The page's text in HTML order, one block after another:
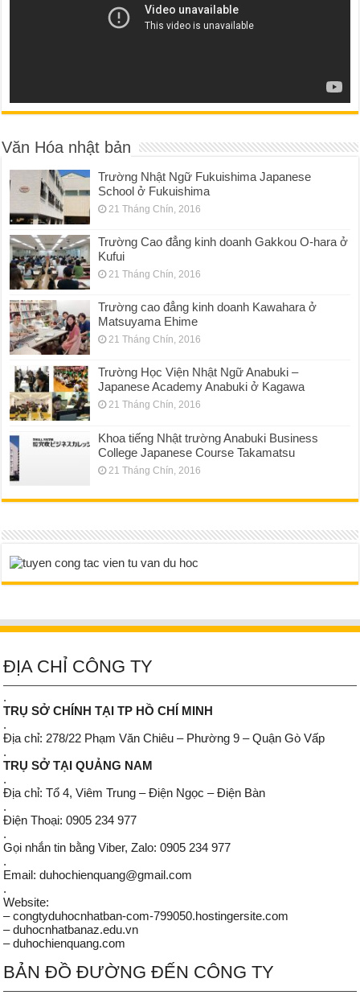
Văn Hóa nhật bản
Trường Nhật Ngữ Fukuishima Japanese
School ở Fukuishima
21 Tháng Chín, 2016
Trường Cao đẳng kinh doanh Gakkou O-hara ở
Kufui
21 Tháng Chín, 2016
Trường cao đẳng kinh doanh Kawahara ở
Matsuyama Ehime
21 Tháng Chín, 2016
Trường Học Viện Nhật Ngữ Anabuki –
Japanese Academy Anabuki ở Kagawa
21 Tháng Chín, 2016
Khoa tiếng Nhật trường Anabuki Business
College Japanese Course Takamatsu
21 Tháng Chín, 2016
ĐỊA CHỈ CÔNG TY
.
TRỤ SỞ CHÍNH TẠI TP HỒ CHÍ MINH
.
Địa chỉ: 278/22 Phạm Văn Chiêu – Phường 9 – Quận Gò Vấp
.
TRỤ SỞ TẠI QUẢNG NAM
.
Địa chỉ: Tổ 4, Viêm Trung – Điện Ngọc – Điện Bàn
.
Điện Thoại: 0905 234 977
.
Gọi nhắn tin bằng Viber, Zalo: 0905 234 977
.
Email: duhochienquang@gmail.com
.
Website:
– congtyduhocnhatban-com-799050.hostingersite.com
– duhocnhatbanaz.edu.vn
– duhochienquang.com
BẢN ĐỒ ĐƯỜNG ĐẾN CÔNG TY